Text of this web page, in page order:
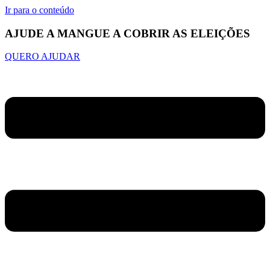
Ir para o conteúdo
AJUDE A MANGUE A COBRIR AS ELEIÇÕES
QUERO AJUDAR